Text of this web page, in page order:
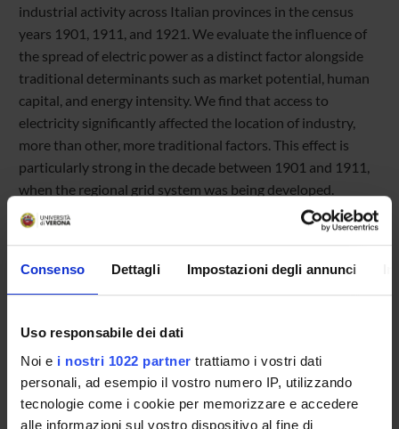
Consenso Dettagli Impostazioni degli annunci
Uso responsabile dei dati
Noi e i nostri 1022 partner trattiamo i vostri dati
personali, ad esempio il vostro numero IP, utilizzando
tecnologie come i cookie per memorizzare e accedere
alle informazioni sul vostro dispositivo al fine di
industrial activity across Italian provinces in the census
years 1901, 1911, and 1921. We evaluate the influence of
the spread of electric power as a distinct factor alongside
traditional determinants such as market potential, human
capital, and energy intensity. We find that access to
electricity significantly affected the location of industry,
more than other, more traditional factors. This effect is
particularly strong in the decade between 1901 and 1911,
when the regional grid system was being developed.
Referente esterno
Data pubblicazione
11 marzo 2026